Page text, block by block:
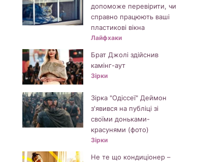
допоможе перевірити, чи
справно працюють ваші
пластикові вікна
Лайфхаки
Брат Джолі здійснив
камінг-аут
Зірки
Зірка "Одіссеї" Деймон
з'явився на публіці зі
своїми доньками-
красунями (фото)
Зірки
Не те що кондиціонер –